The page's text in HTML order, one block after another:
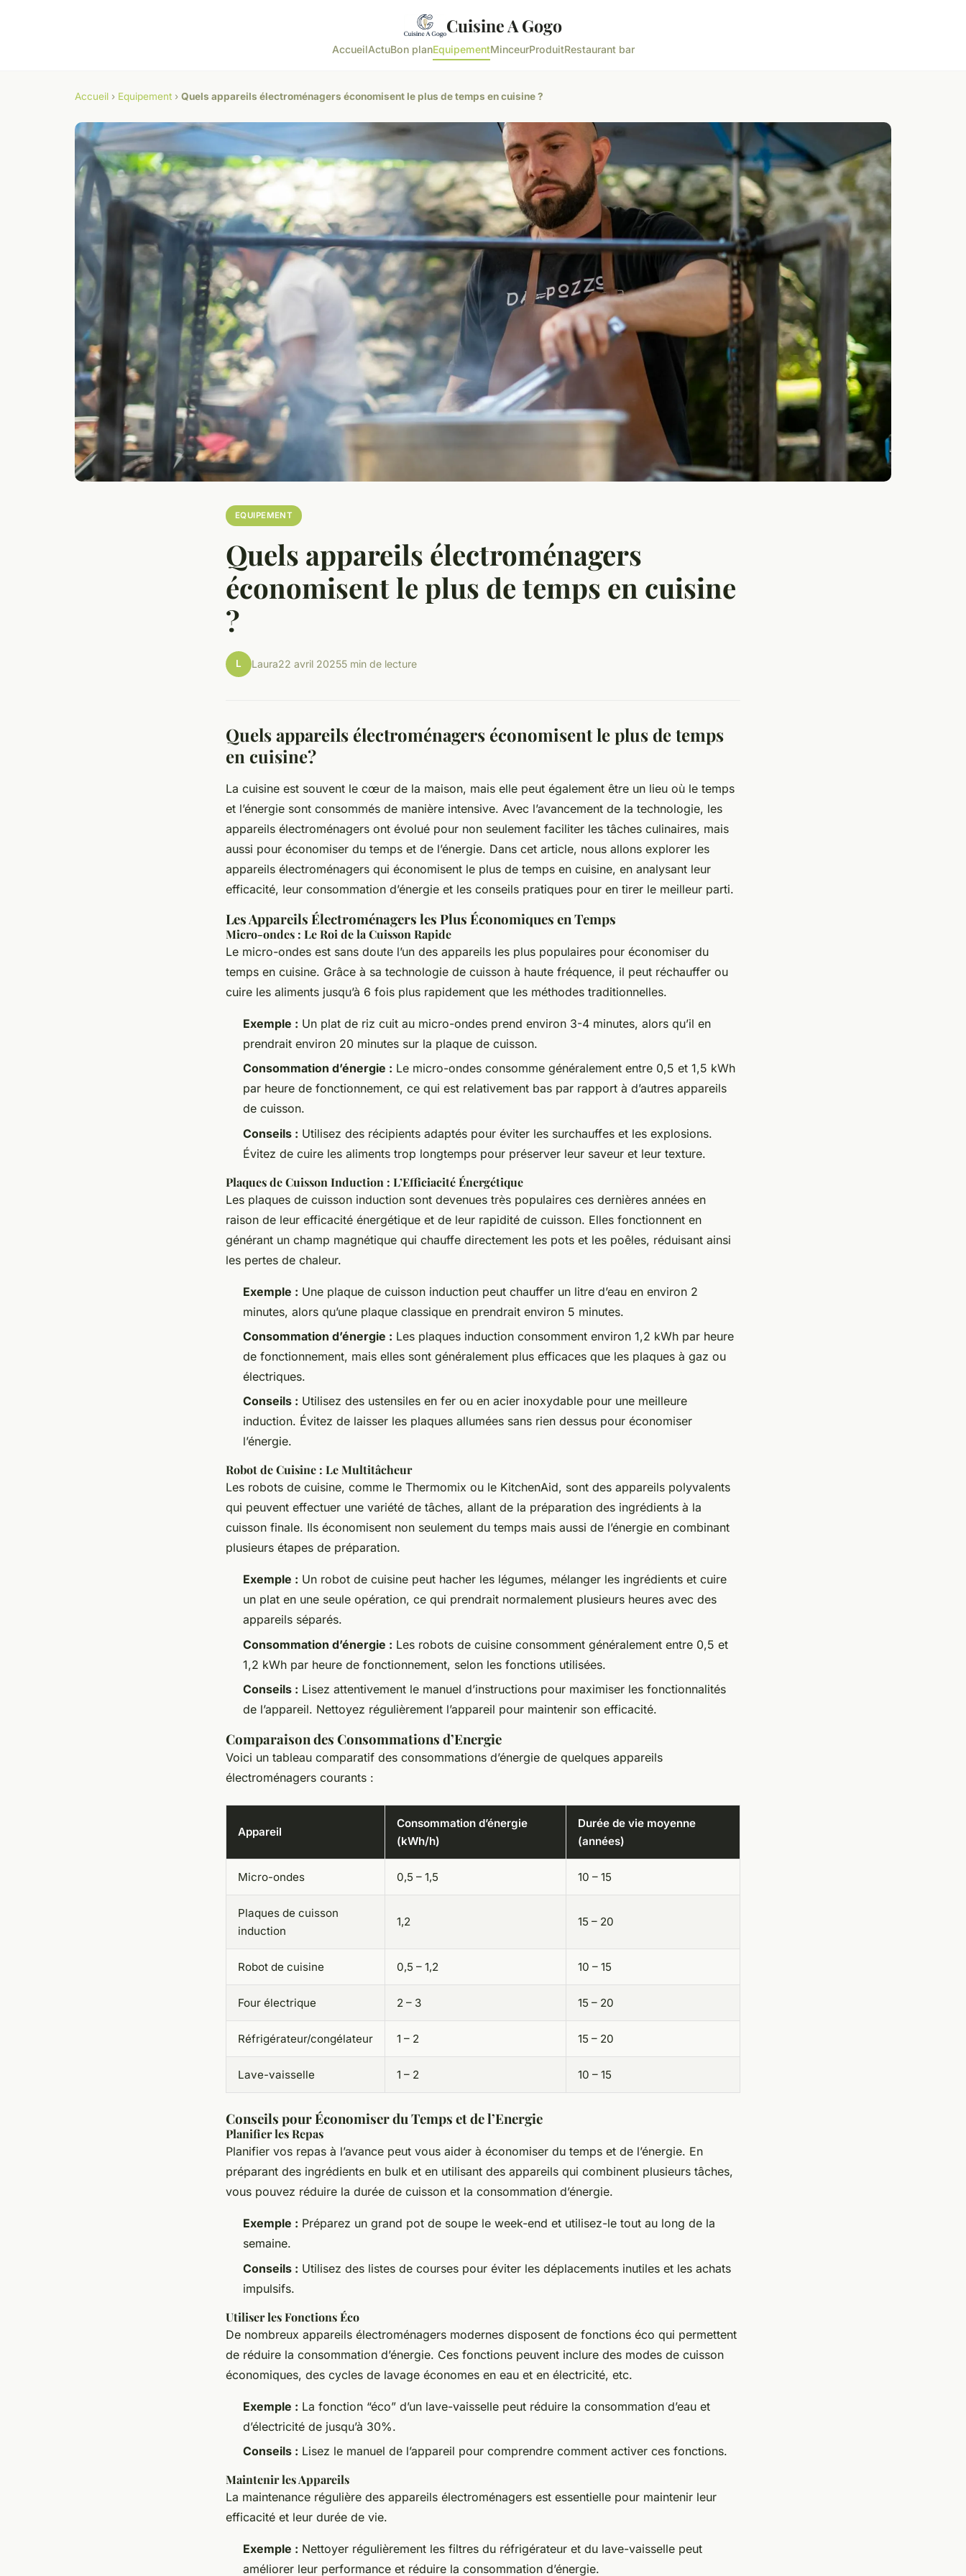
Cuisine A Gogo
AccueilActuBon planEquipementMinceurProduitRestaurant bar
Accueil › Equipement › Quels appareils électroménagers économisent le plus de temps en cuisine ?
EQUIPEMENT
Quels appareils électroménagers
économisent le plus de temps en cuisine
?
L Laura22 avril 20255 min de lecture
Quels appareils électroménagers économisent le plus de temps
en cuisine?
La cuisine est souvent le cœur de la maison, mais elle peut également être un lieu où le temps
et l’énergie sont consommés de manière intensive. Avec l’avancement de la technologie, les
appareils électroménagers ont évolué pour non seulement faciliter les tâches culinaires, mais
aussi pour économiser du temps et de l’énergie. Dans cet article, nous allons explorer les
appareils électroménagers qui économisent le plus de temps en cuisine, en analysant leur
efficacité, leur consommation d’énergie et les conseils pratiques pour en tirer le meilleur parti.
Les Appareils Électroménagers les Plus Économiques en Temps
Micro-ondes : Le Roi de la Cuisson Rapide
Le micro-ondes est sans doute l’un des appareils les plus populaires pour économiser du
temps en cuisine. Grâce à sa technologie de cuisson à haute fréquence, il peut réchauffer ou
cuire les aliments jusqu’à 6 fois plus rapidement que les méthodes traditionnelles.
Exemple : Un plat de riz cuit au micro-ondes prend environ 3-4 minutes, alors qu’il en
prendrait environ 20 minutes sur la plaque de cuisson.
Consommation d’énergie : Le micro-ondes consomme généralement entre 0,5 et 1,5 kWh
par heure de fonctionnement, ce qui est relativement bas par rapport à d’autres appareils
de cuisson.
Conseils : Utilisez des récipients adaptés pour éviter les surchauffes et les explosions.
Évitez de cuire les aliments trop longtemps pour préserver leur saveur et leur texture.
Plaques de Cuisson Induction : L’Efficiacité Énergétique
Les plaques de cuisson induction sont devenues très populaires ces dernières années en
raison de leur efficacité énergétique et de leur rapidité de cuisson. Elles fonctionnent en
générant un champ magnétique qui chauffe directement les pots et les poêles, réduisant ainsi
les pertes de chaleur.
Exemple : Une plaque de cuisson induction peut chauffer un litre d’eau en environ 2
minutes, alors qu’une plaque classique en prendrait environ 5 minutes.
Consommation d’énergie : Les plaques induction consomment environ 1,2 kWh par heure
de fonctionnement, mais elles sont généralement plus efficaces que les plaques à gaz ou
électriques.
Conseils : Utilisez des ustensiles en fer ou en acier inoxydable pour une meilleure
induction. Évitez de laisser les plaques allumées sans rien dessus pour économiser
l’énergie.
Robot de Cuisine : Le Multitâcheur
Les robots de cuisine, comme le Thermomix ou le KitchenAid, sont des appareils polyvalents
qui peuvent effectuer une variété de tâches, allant de la préparation des ingrédients à la
cuisson finale. Ils économisent non seulement du temps mais aussi de l’énergie en combinant
plusieurs étapes de préparation.
Exemple : Un robot de cuisine peut hacher les légumes, mélanger les ingrédients et cuire
un plat en une seule opération, ce qui prendrait normalement plusieurs heures avec des
appareils séparés.
Consommation d’énergie : Les robots de cuisine consomment généralement entre 0,5 et
1,2 kWh par heure de fonctionnement, selon les fonctions utilisées.
Conseils : Lisez attentivement le manuel d’instructions pour maximiser les fonctionnalités
de l’appareil. Nettoyez régulièrement l’appareil pour maintenir son efficacité.
Comparaison des Consommations d’Energie
Voici un tableau comparatif des consommations d’énergie de quelques appareils
électroménagers courants :
Appareil
Consommation d’énergie
(kWh/h)
Durée de vie moyenne
(années)
Micro-ondes 0,5 – 1,5 10 – 15
Plaques de cuisson
induction
1,2 15 – 20
Robot de cuisine 0,5 – 1,2 10 – 15
Four électrique 2 – 3 15 – 20
Réfrigérateur/congélateur 1 – 2 15 – 20
Lave-vaisselle 1 – 2 10 – 15
Conseils pour Économiser du Temps et de l’Energie
Planifier les Repas
Planifier vos repas à l’avance peut vous aider à économiser du temps et de l’énergie. En
préparant des ingrédients en bulk et en utilisant des appareils qui combinent plusieurs tâches,
vous pouvez réduire la durée de cuisson et la consommation d’énergie.
Exemple : Préparez un grand pot de soupe le week-end et utilisez-le tout au long de la
semaine.
Conseils : Utilisez des listes de courses pour éviter les déplacements inutiles et les achats
impulsifs.
Utiliser les Fonctions Éco
De nombreux appareils électroménagers modernes disposent de fonctions éco qui permettent
de réduire la consommation d’énergie. Ces fonctions peuvent inclure des modes de cuisson
économiques, des cycles de lavage économes en eau et en électricité, etc.
Exemple : La fonction “éco” d’un lave-vaisselle peut réduire la consommation d’eau et
d’électricité de jusqu’à 30%.
Conseils : Lisez le manuel de l’appareil pour comprendre comment activer ces fonctions.
Maintenir les Appareils
La maintenance régulière des appareils électroménagers est essentielle pour maintenir leur
efficacité et leur durée de vie.
Exemple : Nettoyer régulièrement les filtres du réfrigérateur et du lave-vaisselle peut
améliorer leur performance et réduire la consommation d’énergie.